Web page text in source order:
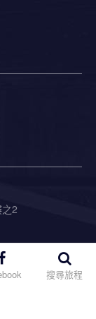
搜尋旅程
2